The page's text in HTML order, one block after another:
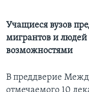
Языки
Учащиеся вузов
мигрантов и
возможностями
В преддверие